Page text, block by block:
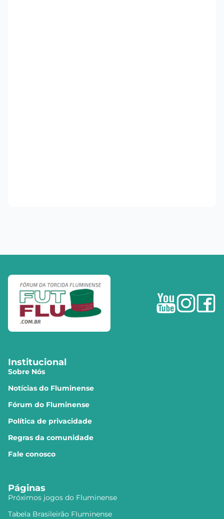
Institucional
Sobre Nós
Notícias do Fluminense
Fórum do Fluminense
Política de privacidade
Regras da comunidade
Fale conosco
Páginas
Próximos jogos do Fluminense
Tabela Brasileirão Fluminense